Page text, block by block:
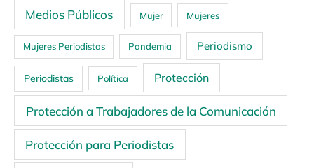
Medios Públicos Mujer Mujeres
Mujeres Periodistas Pandemia Periodismo
Periodistas Política Protección
Protección a Trabajadores de la Comunicación
Protección para Periodistas